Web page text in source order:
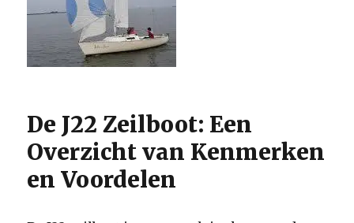
De J22 Zeilboot: Een
Overzicht van Kenmerken
en Voordelen